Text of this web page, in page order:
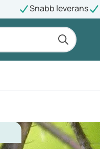
Snabb leverans